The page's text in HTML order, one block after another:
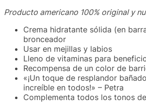
Producto americano 100% original y
Crema hidratante sólida (en
bronceador
Usar en mejillas y labios
Lleno de vitaminas para
Recompensa de un color de
«¡Un toque de resplandor
increíble en todos!» – Petra
Complementa todos los tonos